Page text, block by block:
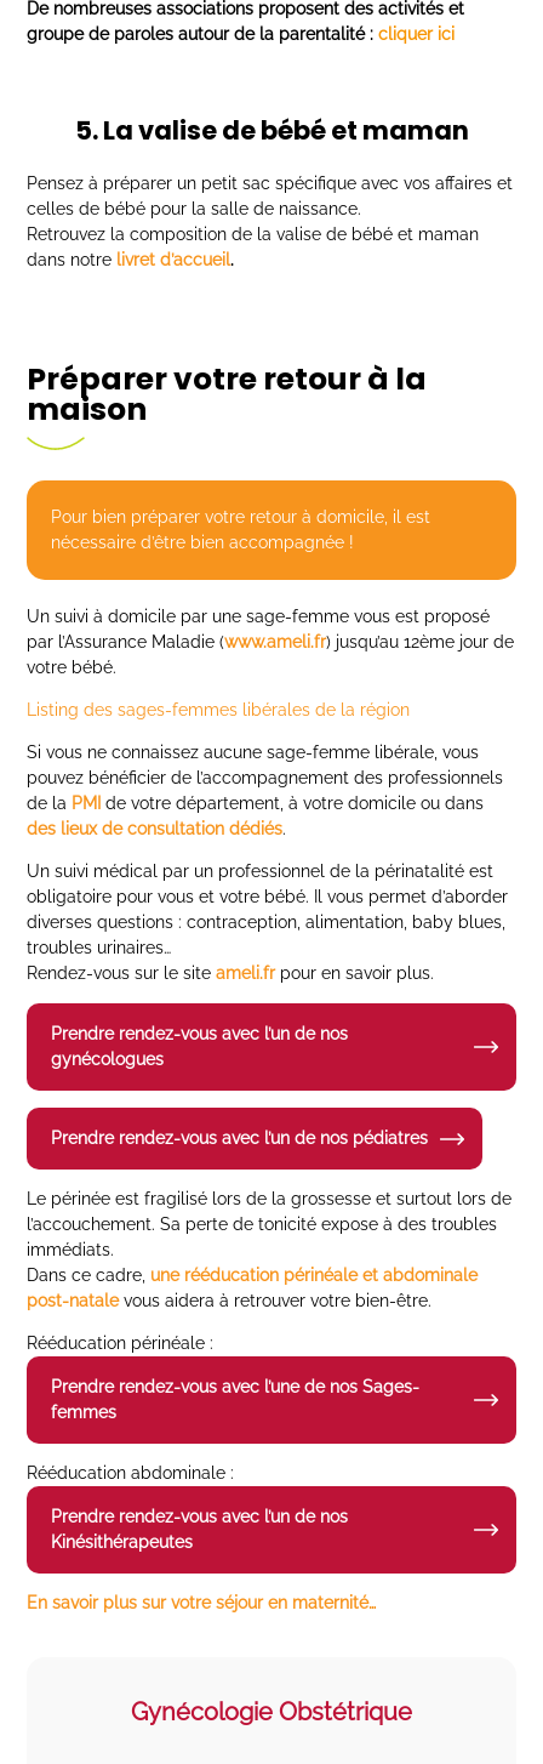
Gynécologie Obstétrique
De nombreuses associations proposent des activités et
groupe de paroles autour de la parentalité :cliquer ici
5. La valise de bébé et maman
Pensez à préparer un petit sac spécifique avec vos affaires et
celles de bébé pour la salle de naissance.
Retrouvez la composition de la valise de bébé et maman
dans notre livret d’accueil.
Préparer votre retour à la
maison
Pour bien préparer votre retour à domicile, il est
nécessaire d’être bien accompagnée !
Un suivi à domicile par une sage-femme vous est proposé
par l’Assurance Maladie (www.ameli.fr) jusqu’au 12ème jour de
votre bébé.
Listing des sages-femmes libérales de la région
Si vous ne connaissez aucune sage-femme libérale, vous
pouvez bénéficier de l’accompagnement des professionnels
de la PMI de votre département, à votre domicile ou dans
des lieux de consultation dédiés.
Un suivi médical par un professionnel de la périnatalité est
obligatoire pour vous et votre bébé. Il vous permet d’aborder
diverses questions : contraception, alimentation, baby blues,
troubles urinaires…
Rendez-vous sur le siteameli.frpour en savoir plus.
Prendre rendez-vous avec l’un de nos
gynécologues
Prendre rendez-vous avec l’un de nos pédiatres
Le périnée est fragilisé lors de la grossesse et surtout lors de
l’accouchement. Sa perte de tonicité expose à des troubles
immédiats.
Dans ce cadre, une rééducation périnéale et abdominale
post-natalevous aidera à retrouver votre bien-être.
Rééducation périnéale :
Prendre rendez-vous avec l’une de nos Sages-
femmes
Rééducation abdominale :
Prendre rendez-vous avec l’un de nos
Kinésithérapeutes
En savoir plus sur votre séjour en maternité…